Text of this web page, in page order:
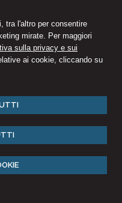
tra l'altro per consentire
mirate. Per maggiori
sulla privacy e sui
ai cookie, cliccando su